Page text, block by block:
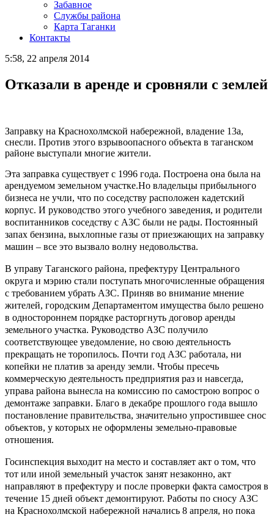
Забавное
Службы района
Карта Таганки
Контакты
5:58, 22 апреля 2014
Отказали в аренде и сровняли с землей
Заправку на Краснохолмской набережной, владение 13а,
снесли. Против этого взрывоопасного объекта в таганском
районе выступали многие жители.
Эта заправка существует с 1996 года. Построена она была на
арендуемом земельном участке.Но владельцы прибыльного
бизнеса не учли, что по соседству расположен кадетский
корпус. И руководство этого учебного заведения, и родители
воспитанников соседству с АЗС были не рады. Постоянный
запах бензина, выхлопные газы от приезжающих на заправку
машин – все это вызвало волну недовольства.
В управу Таганского района, префектуру Центрального
округа и мэрию стали поступать многочисленные обращения
с требованием убрать АЗС. Приняв во внимание мнение
жителей, городским Департаментом имущества было решено
в одностороннем порядке расторгнуть договор аренды
земельного участка. Руководство АЗС получило
соответствующее уведомление, но свою деятельность
прекращать не торопилось. Почти год АЗС работала, ни
копейки не платив за аренду земли. Чтобы пресечь
коммерческую деятельность предприятия раз и навсегда,
управа района вынесла на комиссию по самострою вопрос о
демонтаже заправки. Благо в декабре прошлого года вышло
постановление правительства, значительно упростившее снос
объектов, у которых не оформлены земельно-правовые
отношения.
Госинспекция выходит на место и составляет акт о том, что
тот или иной земельный участок занят незаконно, акт
направляют в префектуру и после проверки факта самостроя в
течение 15 дней объект демонтируют. Работы по сносу АЗС
на Краснохолмской набережной начались 8 апреля, но пока